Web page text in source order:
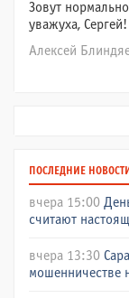
Зовут
уважуха, Сергей!
Алексей
ПОСЛЕДНИЕ НОВОСТИ
вчера 15:00
считают
вчера 13:30
мошенничестве